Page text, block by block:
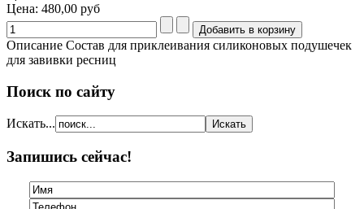
Цена: 480,00 руб
Описание Состав для приклеивания силиконовых подушечек
для завивки ресниц
Поиск по сайту
Искать...
Запишись сейчас!